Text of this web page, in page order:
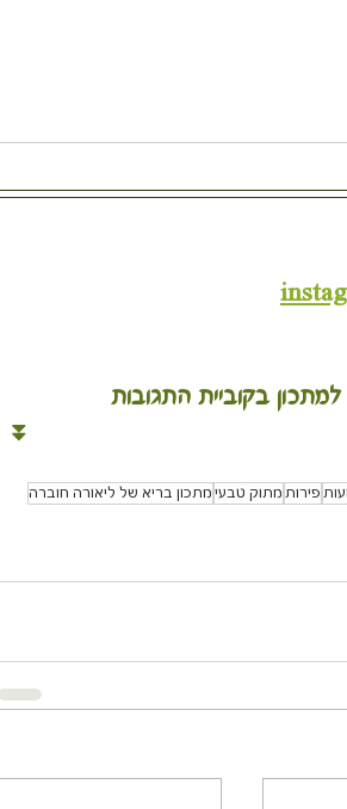
בקוביית התגובות
⏬
פירות מתוק טבעי מתכון בריא של ליאורה חוברה